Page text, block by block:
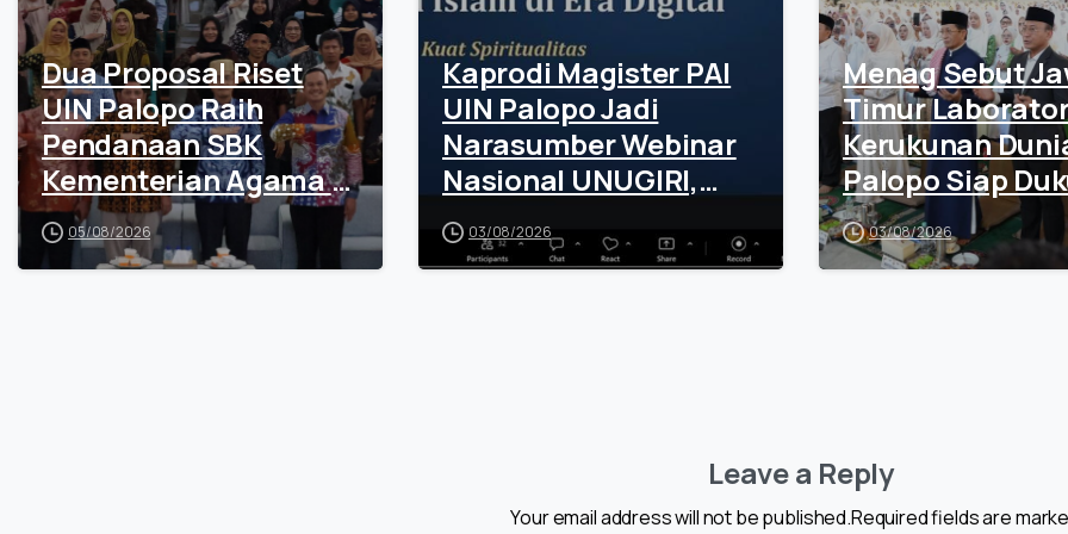
Dua Proposal Riset
UIN Palopo Raih
Pendanaan SBK
Kementerian Agama RI
Senilai Rp100 Juta
05/08/2026
Kaprodi Magister PAI
UIN Palopo Jadi
Narasumber Webinar
Nasional UNUGIRI,
Tekankan Sinergi
Teknologi dan
03/08/2026
Menag Sebut
Timur
Kerukunan
Palopo Siap
Penguatan
Beragama
03/08/2026
Leave a Reply
Your email address will not be published.Required fields are